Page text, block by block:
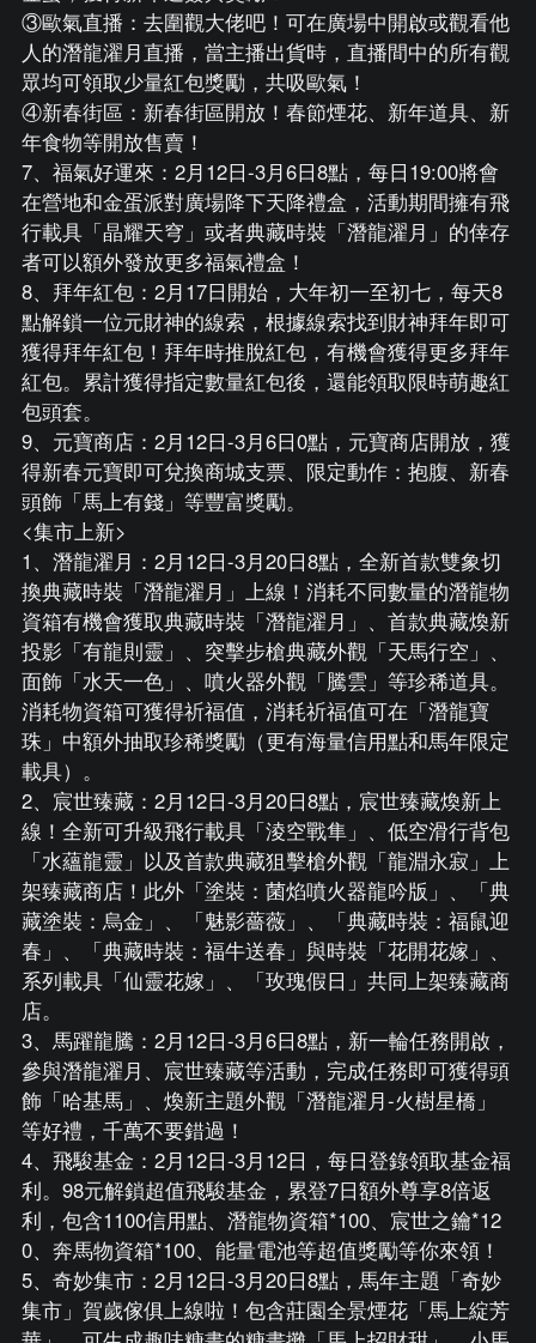
③歐氣直播：去圍觀大佬吧！可在廣場中開啟或觀看他
人的潛龍濯月直播，當主播出貨時，直播間中的所有觀
眾均可領取少量紅包獎勵，共吸歐氣！
④新春街區：新春街區開放！春節煙花、新年道具、新
年食物等開放售賣！
7、福氣好運來：2月12日-3月6日8點，每日19:00將會
在營地和金蛋派對廣場降下天降禮盒，活動期間擁有飛
行載具「晶耀天穹」或者典藏時裝「潛龍濯月」的倖存
者可以額外發放更多福氣禮盒！
8、拜年紅包：2月17日開始，大年初一至初七，每天8
點解鎖一位元財神的線索，根據線索找到財神拜年即可
獲得拜年紅包！拜年時推脫紅包，有機會獲得更多拜年
紅包。累計獲得指定數量紅包後，還能領取限時萌趣紅
包頭套。
9、元寶商店：2月12日-3月6日0點，元寶商店開放，獲
得新春元寶即可兌換商城支票、限定動作：抱腹、新春
頭飾「馬上有錢」等豐富獎勵。
<集市上新>
1、潛龍濯月：2月12日-3月20日8點，全新首款雙象切
換典藏時裝「潛龍濯月」上線！消耗不同數量的潛龍物
資箱有機會獲取典藏時裝「潛龍濯月」、首款典藏煥新
投影「有龍則靈」、突擊步槍典藏外觀「天馬行空」、
面飾「水天一色」、噴火器外觀「騰雲」等珍稀道具。
消耗物資箱可獲得祈福值，消耗祈福值可在「潛龍寶
珠」中額外抽取珍稀獎勵（更有海量信用點和馬年限定
載具）。
2、宸世臻藏：2月12日-3月20日8點，宸世臻藏煥新上
線！全新可升級飛行載具「淩空戰隼」、低空滑行背包
「水蘊龍靈」以及首款典藏狙擊槍外觀「龍淵永寂」上
架臻藏商店！此外「塗裝：菌焰噴火器龍吟版」、「典
藏塗裝：烏金」、「魅影薔薇」、「典藏時裝：福鼠迎
春」、「典藏時裝：福牛送春」與時裝「花開花嫁」、
系列載具「仙靈花嫁」、「玫瑰假日」共同上架臻藏商
店。
3、馬躍龍騰：2月12日-3月6日8點，新一輪任務開啟，
參與潛龍濯月、宸世臻藏等活動，完成任務即可獲得頭
飾「哈基馬」、煥新主題外觀「潛龍濯月-火樹星橋」
等好禮，千萬不要錯過！
4、飛駿基金：2月12日-3月12日，每日登錄領取基金福
利。98元解鎖超值飛駿基金，累登7日額外尊享8倍返
利，包含1100信用點、潛龍物資箱*100、宸世之鑰*12
0、奔馬物資箱*100、能量電池等超值獎勵等你來領！
5、奇妙集市：2月12日-3月20日8點，馬年主題「奇妙
集市」賀歲傢俱上線啦！包含莊園全景煙花「馬上綻芳